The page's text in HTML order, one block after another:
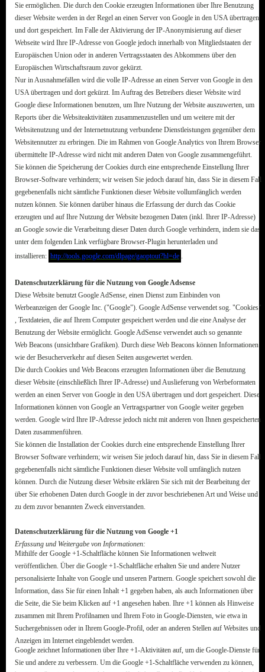
Sie ermöglichen. Die durch den Cookie erzeugten Informationen über Ihre Benutzung
dieser Website werden in der Regel an einen Server von Google in den USA übertragen
und dort gespeichert. Im Falle der Aktivierung der IP-Anonymisierung auf dieser
Webseite wird Ihre IP-Adresse von Google jedoch innerhalb von Mitgliedstaaten der
Europäischen Union oder in anderen Vertragsstaaten des Abkommens über den
Europäischen Wirtschaftsraum zuvor gekürzt.
Nur in Ausnahmefällen wird die volle IP-Adresse an einen Server von Google in den
USA übertragen und dort gekürzt. Im Auftrag des Betreibers dieser Website wird
Google diese Informationen benutzen, um Ihre Nutzung der Website auszuwerten, um
Reports über die Websiteaktivitäten zusammenzustellen und um weitere mit der
Websitenutzung und der Internetnutzung verbundene Dienstleistungen gegenüber dem
Websitennutzer zu erbringen. Die im Rahmen von Google Analytics von Ihrem Browser
übermittelte IP-Adresse wird nicht mit anderen Daten von Google zusammengeführt.
Sie können die Speicherung der Cookies durch eine entsprechende Einstellung Ihrer
Browser-Software verhindern; wir weisen Sie jedoch darauf hin, dass Sie in diesem Fall
gegebenenfalls nicht sämtliche Funktionen dieser Website vollumfänglich werden
nutzen können. Sie können darüber hinaus die Erfassung der durch das Cookie
erzeugten und auf Ihre Nutzung der Website bezogenen Daten (inkl. Ihrer IP-Adresse)
an Google sowie die Verarbeitung dieser Daten durch Google verhindern, indem sie das
unter dem folgenden Link verfügbare Browser-Plugin herunterladen und
installieren: http://tools.google.com/dlpage/gaoptout?hl=de
Datenschutzerklärung für die Nutzung von Google Adsense
Diese Website benutzt Google AdSense, einen Dienst zum Einbinden von
Werbeanzeigen der Google Inc. ("Google"). Google AdSense verwendet sog. "Cookies"
, Textdateien, die auf Ihrem Computer gespeichert werden und die eine Analyse der
Benutzung der Website ermöglicht. Google AdSense verwendet auch so genannte
Web Beacons (unsichtbare Grafiken). Durch diese Web Beacons können Informationen
wie der Besucherverkehr auf diesen Seiten ausgewertet werden.
Die durch Cookies und Web Beacons erzeugten Informationen über die Benutzung
dieser Website (einschließlich Ihrer IP-Adresse) und Auslieferung von Werbeformaten
werden an einen Server von Google in den USA übertragen und dort gespeichert. Diese
Informationen können von Google an Vertragspartner von Google weiter gegeben
werden. Google wird Ihre IP-Adresse jedoch nicht mit anderen von Ihnen gespeicherten
Daten zusammenführen.
Sie können die Installation der Cookies durch eine entsprechende Einstellung Ihrer
Browser Software verhindern; wir weisen Sie jedoch darauf hin, dass Sie in diesem Fall
gegebenenfalls nicht sämtliche Funktionen dieser Website voll umfänglich nutzen
können. Durch die Nutzung dieser Website erklären Sie sich mit der Bearbeitung der
über Sie erhobenen Daten durch Google in der zuvor beschriebenen Art und Weise und
zu dem zuvor benannten Zweck einverstanden.
Datenschutzerklärung für die Nutzung von Google +1
Erfassung und Weitergabe von Informationen:
Mithilfe der Google +1-Schaltfläche können Sie Informationen weltweit
veröffentlichen. Über die Google +1-Schaltfläche erhalten Sie und andere Nutzer
personalisierte Inhalte von Google und unseren Partnern. Google speichert sowohl die
Information, dass Sie für einen Inhalt +1 gegeben haben, als auch Informationen über
die Seite, die Sie beim Klicken auf +1 angesehen haben. Ihre +1 können als Hinweise
zusammen mit Ihrem Profilnamen und Ihrem Foto in Google-Diensten, wie etwa in
Suchergebnissen oder in Ihrem Google-Profil, oder an anderen Stellen auf Websites und
Anzeigen im Internet eingeblendet werden.
Google zeichnet Informationen über Ihre +1-Aktivitäten auf, um die Google-Dienste für
Sie und andere zu verbessern. Um die Google +1-Schaltfläche verwenden zu können,